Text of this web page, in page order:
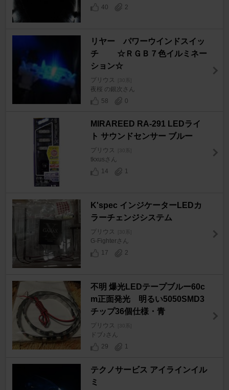
40
2
リヤー パワーウインドスイッ
チ ☆ＲＧＢ７色イルミネー
ション☆
プリウス [30系]
夜桜 の銀次さん
58
0
MIRAREED RA-291 LEDライ
ト サウンドセンサー ブルー
プリウス [30系]
tkxusさん
14
1
K'spec インジケーターLEDカ
ラーチェンジシステム
プリウス [30系]
G-Fighterさん
17
2
不明 爆光LEDテープブルー60c
m正面発光 明るい5050SMD3
チップ36個仕様・青
プリウス [30系]
ドブ♪さん
29
1
テクノサービス アイラインイル
ミ